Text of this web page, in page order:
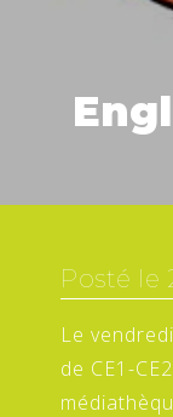
Posté le
Le
de CE1-